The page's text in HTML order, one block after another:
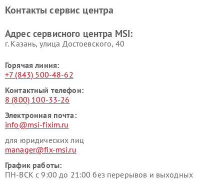
Контакты сервис центра
Адрес сервисного центра MSI:
г. Казань, улица Достоевского, 40
Горячая линия:
+7 (843) 500-48-62
Контактный телефон:
8 (800) 100-33-26
Электронная почта:
info@msi-fixim.ru
для юридических лиц
manager@fix-msi.ru
График работы:
ПН-ВСК с 9:00 до 21:00 без перерывов и выходных